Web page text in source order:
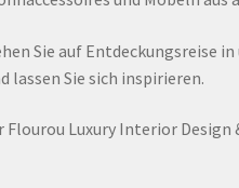
Sie auf Entdeckungsreise in
lassen Sie sich inspirieren.
Flourou Luxury Interior Design